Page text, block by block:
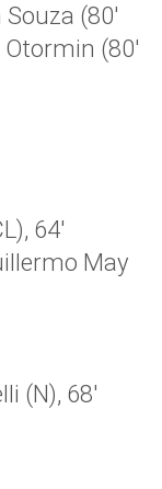
(80′
(80′
64′
May
(N), 68′